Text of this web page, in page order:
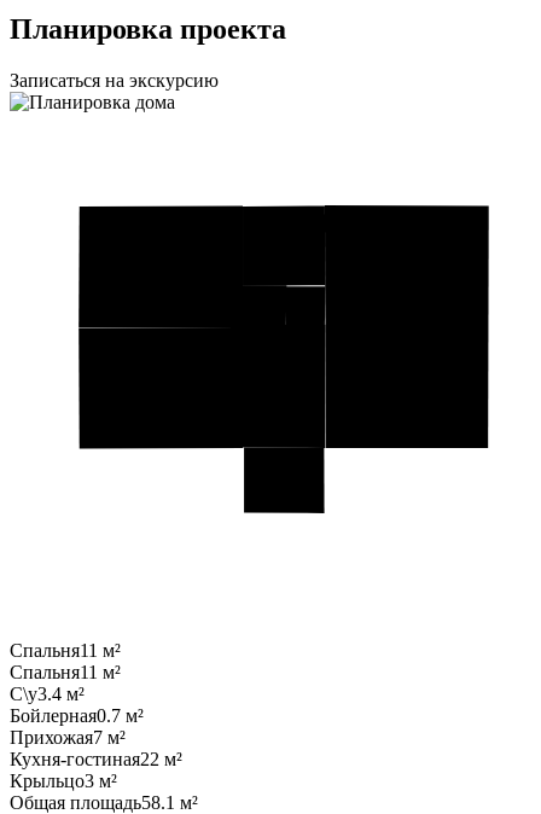
Планировка проекта
Записаться на экскурсию
Спальня11 м²
Спальня11 м²
С\у3.4 м²
Бойлерная0.7 м²
Прихожая7 м²
Кухня-гостиная22 м²
Крыльцо3 м²
Общая площадь58.1 м²